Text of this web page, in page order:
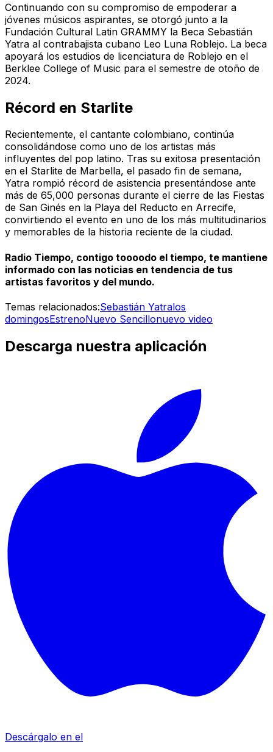
Continuando con su compromiso de empoderar a
jóvenes músicos aspirantes, se otorgó junto a la
Fundación Cultural Latin GRAMMY la Beca Sebastián
Yatra al contrabajista cubano Leo Luna Roblejo. La beca
apoyará los estudios de licenciatura de Roblejo en el
Berklee College of Music para el semestre de otoño de
2024.
Récord en Starlite
Recientemente, el cantante colombiano, continúa
consolidándose como uno de los artistas más
influyentes del pop latino. Tras su exitosa presentación
en el Starlite de Marbella, el pasado fin de semana,
Yatra rompió récord de asistencia presentándose ante
más de 65,000 personas durante el cierre de las Fiestas
de San Ginés en la Playa del Reducto en Arrecife,
convirtiendo el evento en uno de los más multitudinarios
y memorables de la historia reciente de la ciudad.
Radio Tiempo, contigo toooodo el tiempo, te mantiene
informado con las noticias en tendencia de tus
artistas favoritos y del mundo.
Temas relacionados:Sebastián Yatralos
domingosEstrenoNuevo Sencillonuevo video
Descarga nuestra aplicación
Descárgalo en el